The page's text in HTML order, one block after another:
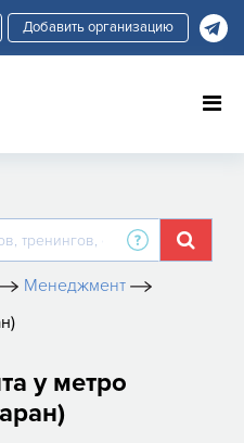
Добавить организацию
Менеджмент
у метро